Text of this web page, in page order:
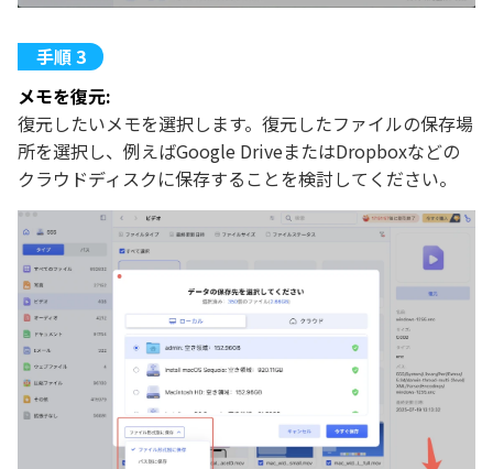
メモを復元:
復元したいメモを選択します。復元したファイルの保存場
所を選択し、例えばGoogle DriveまたはDropboxなどの
クラウドディスクに保存することを検討してください。